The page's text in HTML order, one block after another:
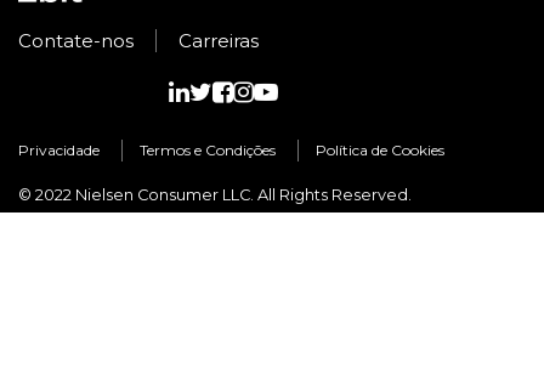
Contate-nos Carreiras
Privacidade Termos e Condições Política de Cookies
© 2022 Nielsen Consumer LLC. All Rights Reserved.